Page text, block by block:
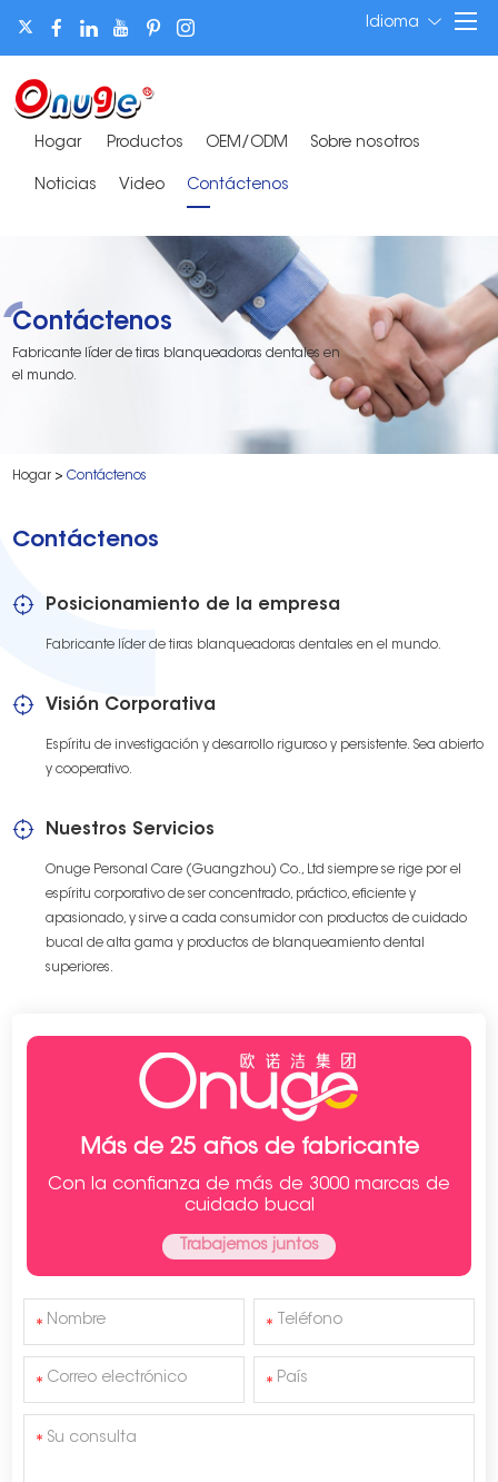
Idioma
Hogar Productos OEM/ODM Sobre nosotros
Noticias Video Contáctenos
Contáctenos
Fabricante líder de tiras blanqueadoras dentales en
el mundo.
Hogar >Contáctenos
Contáctenos
Posicionamiento de la empresa
Fabricante líder de tiras blanqueadoras dentales en el mundo.
Visión Corporativa
Espíritu de investigación y desarrollo riguroso y persistente. Sea abierto
y cooperativo.
Nuestros Servicios
Onuge Personal Care (Guangzhou) Co., Ltd siempre se rige por el
espíritu corporativo de ser concentrado, práctico, eficiente y
apasionado, y sirve a cada consumidor con productos de cuidado
bucal de alta gama y productos de blanqueamiento dental
superiores.
Más de 25 años de fabricante
Con la confianza de más de 3000 marcas de
cuidado bucal
Trabajemos juntos